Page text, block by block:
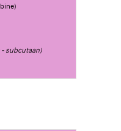
subcutaan)